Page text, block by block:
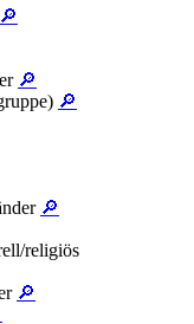
🔎
🔎
🔎
🔎
religiös
🔎